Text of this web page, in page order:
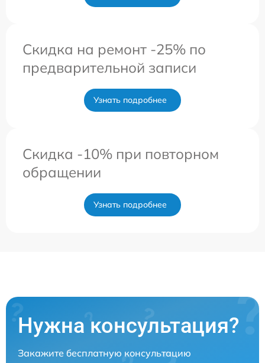
Скидка на ремонт -25% по
предварительной записи
Узнать подробнее
Скидка -10% при повторном
обращении
Узнать подробнее
Нужна консультация?
Закажите бесплатную консультацию